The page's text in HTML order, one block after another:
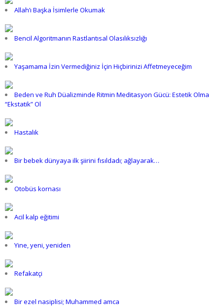
Allah’ı Başka İsimlerle Okumak
Bencil Algoritmanın Rastlantısal Olasılıksızlığı
Yaşamama İzin Vermediğiniz İçin Hiçbirinizi Affetmeyeceğim
Beden ve Ruh Düalizminde Ritmin Meditasyon Gücü: Estetik Olma
“Ekstatik” Ol
Hastalık
Bir bebek dünyaya ilk şiirini fısıldadı; ağlayarak…
Otobüs kornası
Acil kalp eğitimi
Yine, yeni, yeniden
Refakatçi
Bir ezel nasiplisi; Muhammed amca